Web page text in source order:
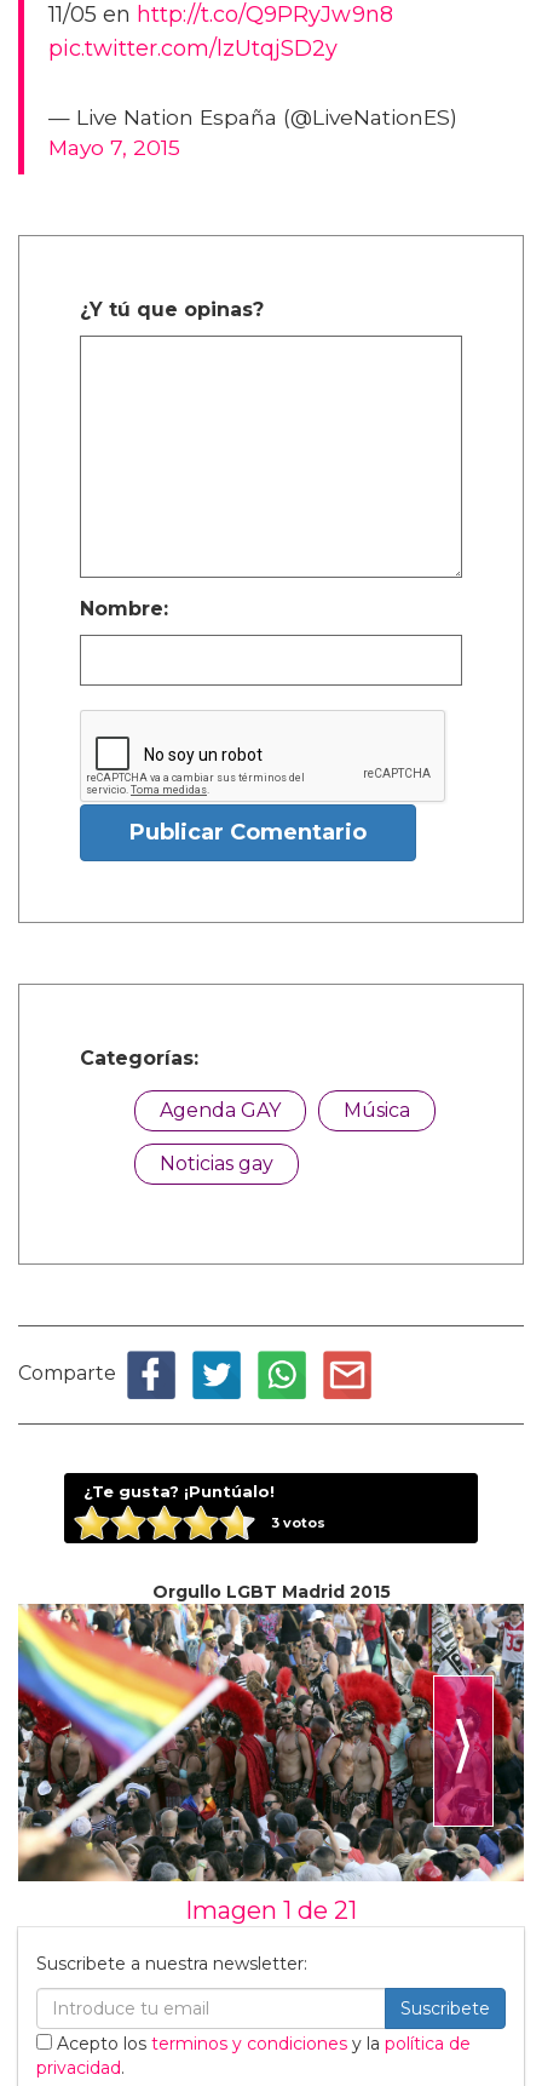
11/05 en http://t.co/Q9PRyJw9n8
pic.twitter.com/lzUtqjSD2y
— Live Nation España (@LiveNationES)
Mayo 7, 2015
¿Y tú que opinas?
Nombre:
Publicar Comentario
Categorías:
Agenda GAY Música
Noticias gay
Comparte
¿Te gusta? ¡Puntúalo!
3votos
Orgullo LGBT Madrid 2015
⟩
Imagen 1 de 21
Suscribete a nuestra newsletter:
Suscribete
Acepto los terminos y condiciones y la política de
privacidad.